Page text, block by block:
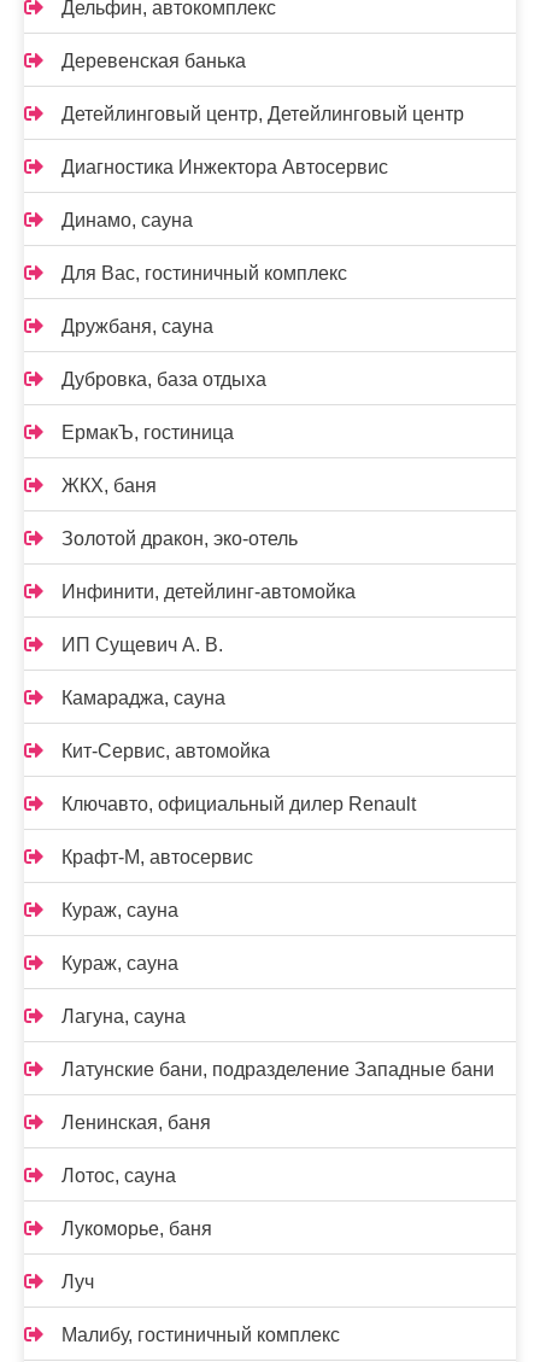
Дельфин, автокомплекс
Деревенская банька
Детейлинговый центр, Детейлинговый центр
Диагностика Инжектора Автосервис
Динамо, сауна
Для Вас, гостиничный комплекс
Дружбаня, сауна
Дубровка, база отдыха
ЕрмакЪ, гостиница
ЖКХ, баня
Золотой дракон, эко-отель
Инфинити, детейлинг-автомойка
ИП Сущевич А. В.
Камараджа, сауна
Кит-Сервис, автомойка
Ключавто, официальный дилер Renault
Крафт-М, автосервис
Кураж, сауна
Кураж, сауна
Лагуна, сауна
Латунские бани, подразделение Западные бани
Ленинская, баня
Лотос, сауна
Лукоморье, баня
Луч
Малибу, гостиничный комплекс